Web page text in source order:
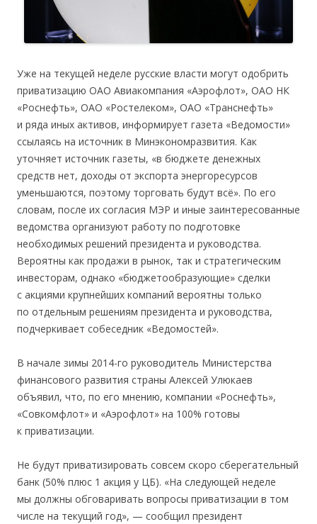
Уже на текущей неделе русские власти могут одобрить
приватизацию ОАО Авиакомпания «Аэрофлот», ОАО НК
«Роснефть», ОАО «Ростелеком», ОАО «Транснефть»
и ряда иных активов, информирует газета «Ведомости»
ссылаясь на источник в Минэкономразвития. Как
уточняет источник газеты, «в бюджете денежных
средств нет, доходы от экспорта энергоресурсов
уменьшаются, поэтому торговать будут всё». По его
словам, после их согласия МЭР и иные заинтересованные
ведомства организуют работу по подготовке
необходимых решений президента и руководства.
Вероятны как продажи в рынок, так и стратегическим
инвесторам, однако «бюджетообразующие» сделки
с акциями крупнейших компаний вероятны только
по отдельным решениям президента и руководства,
подчеркивает собеседник «Ведомостей».
В начале зимы 2014-го руководитель Министерства
финансового развития страны Алексей Улюкаев
объявил, что, по его мнению, компании «Роснефть»,
«Совкомфлот» и «Аэрофлот» на 100% готовы
к приватизации.
Не будут приватизировать совсем скоро сберегательный
банк (50% плюс 1 акция у ЦБ). «На следующей неделе
мы должны обговаривать вопросы приватизации в том
числе на текущий год», — сообщил президент